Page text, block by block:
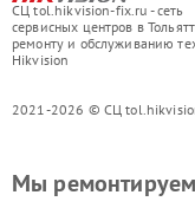
СЦ tol.hikvision-fix.ru - сеть
сервисных центров в
ремонту и обслуживанию
Hikvision
2021-2026 © СЦ
Мы ремонтируем